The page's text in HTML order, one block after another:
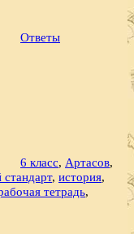
Ответы
6 класс, Артасов,
стандарт, история,
тетрадь,